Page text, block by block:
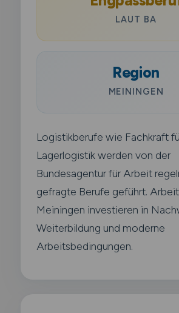
LAUT BA
Region
MEININGEN
Logistikberufe wie Fachkraft
Lagerlogistik werden von der
Bundesagentur für Arbeit
gefragte Berufe geführt.
Meiningen investieren in
Weiterbildung und moderne
Arbeitsbedingungen.